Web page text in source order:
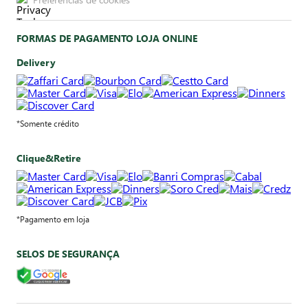
FORMAS DE PAGAMENTO LOJA ONLINE
Delivery
*Somente crédito
Clique&Retire
*Pagamento em loja
SELOS DE SEGURANÇA